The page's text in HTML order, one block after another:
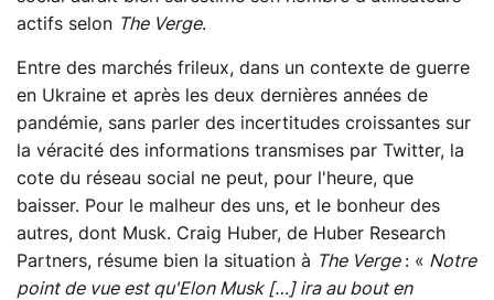
actifs selon The Verge.
Entre des marchés frileux, dans un contexte de guerre
en Ukraine et après les deux dernières années de
pandémie, sans parler des incertitudes croissantes sur
la véracité des informations transmises par Twitter, la
cote du réseau social ne peut, pour l'heure, que
baisser. Pour le malheur des uns, et le bonheur des
autres, dont Musk. Craig Huber, de Huber Research
Partners, résume bien la situation à The Verge : « Notre
point de vue est qu'Elon Musk […] ira au bout en